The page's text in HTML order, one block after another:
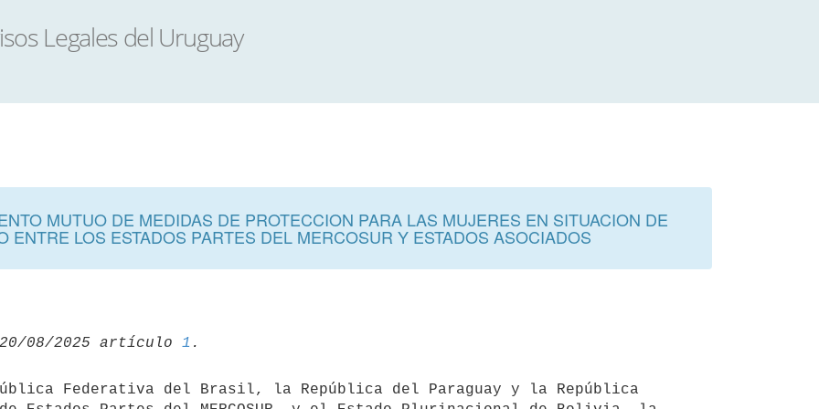
MUTUO DE MEDIDAS DE PROTECCION PARA LAS MUJERES EN SITUACION DE
ENTRE LOS ESTADOS PARTES DEL MERCOSUR Y ESTADOS ASOCIADOS
08/2025 artículo 1